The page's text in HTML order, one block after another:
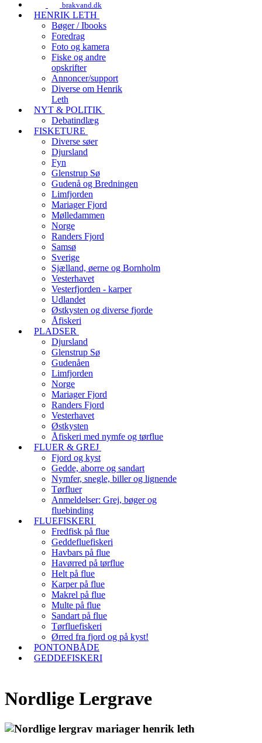
brakvand.dk
HENRIK LETH
Bøger / Ibooks
Foredrag
Foto og kamera
Fiske og andre
opskrifter
Annoncer/support
Diverse om Henrik
Leth
NYT & POLITIK
Debatindlæg
FISKETURE
Diverse søer
Djursland
Fyn
Glenstrup Sø
Gudenå og Bredningen
Limfjorden
Mariager Fjord
Mølledammen
Norge
Randers Fjord
Samsø
Sverige
Sjælland, øerne og Bornholm
Vesterhavet
Vesterfjorden - karper
Udlandet
Østkysten og diverse fjorde
Åfiskeri
PLADSER
Djursland
Glenstrup Sø
Gudenåen
Limfjorden
Norge
Mariager Fjord
Randers Fjord
Vesterhavet
Østkysten
Åfiskeri med nymfe og tørflue
FLUER & GREJ
Fjord og kyst
Gedde, aborre og sandart
Nymfer, snegle, biller og lignende
Tørfluer
Anmeldelser: Grej, bøger og
fluebinding
FLUEFISKERI
Fredfisk på flue
Geddefluefiskeri
Havbars på flue
Havørred på tørflue
Helt på flue
Karper på flue
Makrel på flue
Multe på flue
Sandart på flue
Tørfluefiskeri
Ørred fra fjord og på kyst!
PONTONBÅDE
GEDDEFISKERI
Nordlige Lergrave